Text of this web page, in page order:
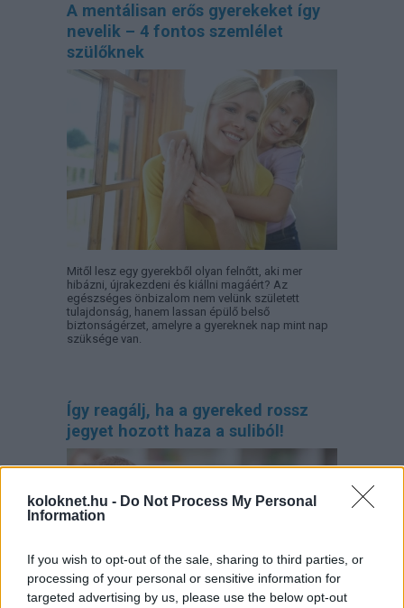
koloknet.hu - Do Not Process My Personal
Information
If you wish to opt-out of the sale, sharing to third parties, or
processing of your personal or sensitive information for
targeted advertising by us, please use the below opt-out
A mentálisan erős gyerekeket így
nevelik – 4 fontos szemlélet
szülőknek
Mitől lesz egy gyerekből olyan felnőtt, aki mer
hibázni, újrakezdeni és kiállni magáért? Az
egészséges önbizalom nem velünk született
tulajdonság, hanem lassan épülő belső
biztonságérzet, amelyre a gyereknek nap mint nap
szüksége van.
Így reagálj, ha a gyereked rossz
jegyet hozott haza a suliból!